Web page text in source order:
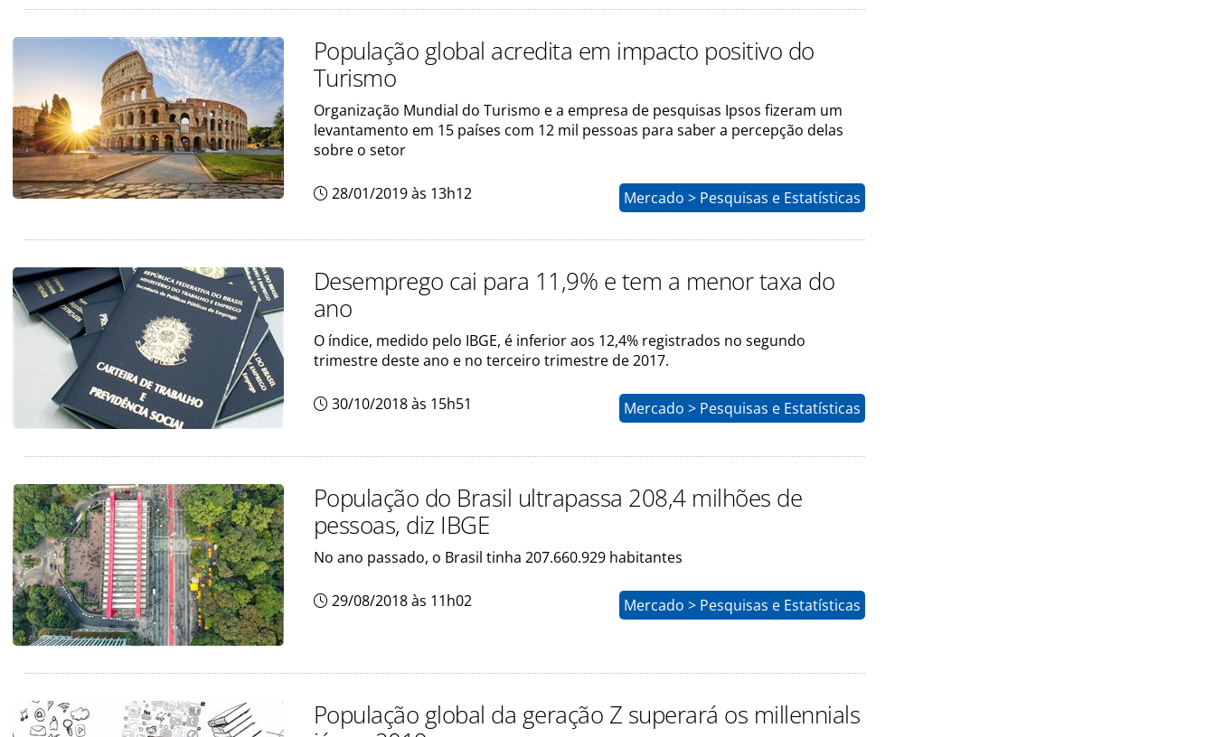
População global acredita em impacto positivo do
Turismo
Organização Mundial do Turismo e a empresa de pesquisas Ipsos fizeram um
levantamento em 15 países com 12 mil pessoas para saber a percepção delas
sobre o setor
28/01/2019 às 13h12 Mercado > Pesquisas e Estatísticas
Desemprego cai para 11,9% e tem a menor taxa do
ano
O índice, medido pelo IBGE, é inferior aos 12,4% registrados no segundo
trimestre deste ano e no terceiro trimestre de 2017.
30/10/2018 às 15h51 Mercado > Pesquisas e Estatísticas
População do Brasil ultrapassa 208,4 milhões de
pessoas, diz IBGE
No ano passado, o Brasil tinha 207.660.929 habitantes
29/08/2018 às 11h02 Mercado > Pesquisas e Estatísticas
População global da geração Z superará os millennials